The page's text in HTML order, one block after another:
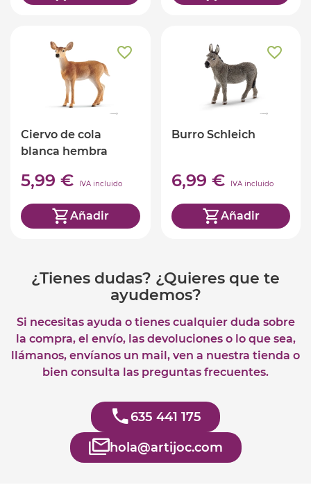
Ciervo de cola
blanca hembra
5,99 € IVA incluido
Añadir
Burro Schleich
6,99 € IVA incluido
Añadir
¿Tienes dudas? ¿Quieres que te
ayudemos?
Si necesitas ayuda o tienes cualquier duda sobre
la compra, el envío, las devoluciones o lo que sea,
llámanos, envíanos un mail, ven a nuestra tienda o
bien consulta las preguntas frecuentes.
635 441 175
hola@artijoc.com